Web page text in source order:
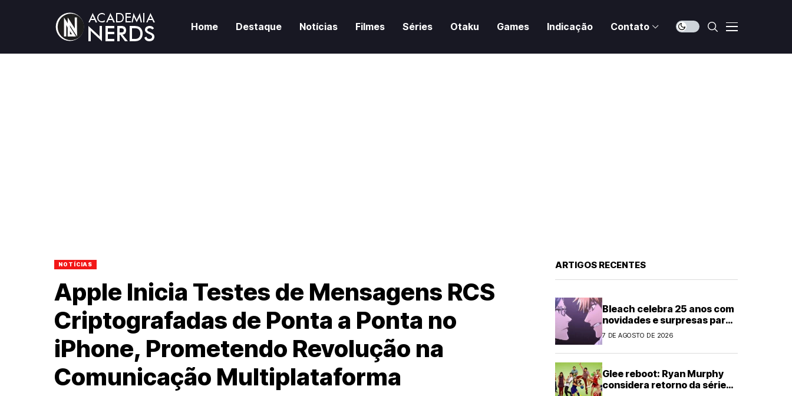
Home Destaque Notícias Filmes Séries Otaku Games Indicação Contato
NOTÍCIAS
Apple Inicia Testes de Mensagens RCS
Criptografadas de Ponta a Ponta no
iPhone, Prometendo Revolução na
Comunicação Multiplataforma
ARTIGOS RECENTES
Bleach celebra 25 anos com
novidades e surpresas para
fãs
7 DE AGOSTO DE 2026
Glee reboot: Ryan Murphy
considera retorno da série